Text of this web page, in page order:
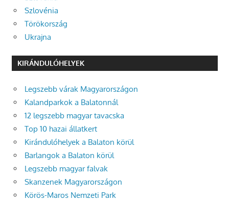
Szlovénia
Törökország
Ukrajna
KIRÁNDULÓHELYEK
Legszebb várak Magyarországon
Kalandparkok a Balatonnál
12 legszebb magyar tavacska
Top 10 hazai állatkert
Kirándulóhelyek a Balaton körül
Barlangok a Balaton körül
Legszebb magyar falvak
Skanzenek Magyarországon
Körös-Maros Nemzeti Park